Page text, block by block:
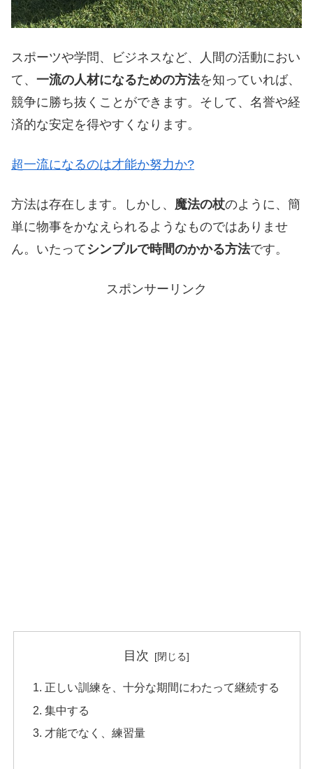
スポーツや学問、ビジネスなど、人間の活動におい
て、 一流の人材になるための方法を知っていれば、
競争に勝ち抜くことができます。そして、名誉や経
済的な安定を得やすくなります。
超一流になるのは才能か努力か?
方法は存在します。しかし、 魔法の杖のように、簡
単に物事をかなえられるようなものではありませ
ん。いたって シンプルで時間のかかる方法です。
スポンサーリンク
目次
正しい訓練を、十分な期間にわたって継続する
集中する
才能でなく、練習量